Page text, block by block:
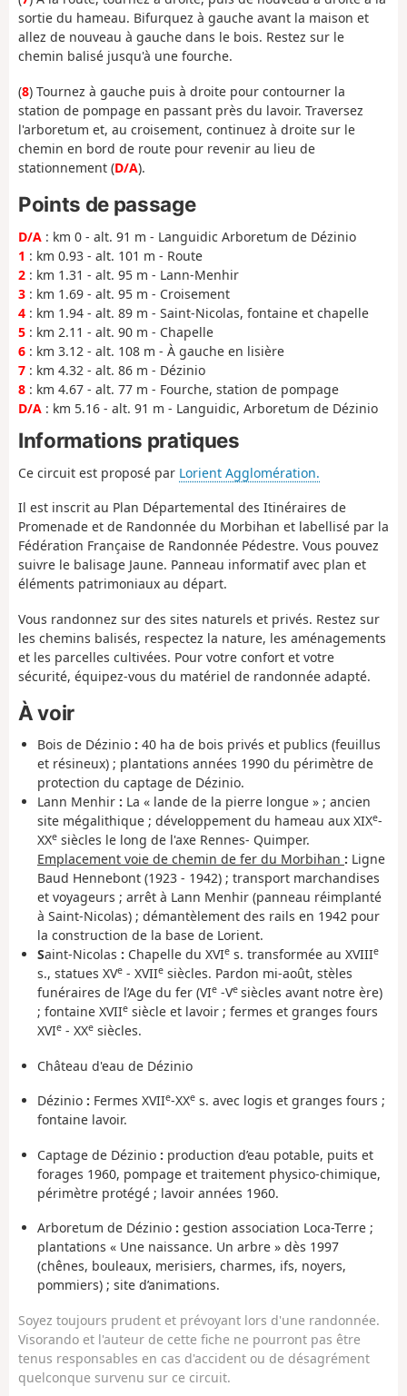
sortie du hameau. Bifurquez à gauche avant la maison et
allez de nouveau à gauche dans le bois. Restez sur le
chemin balisé jusqu'à une fourche.
(8) Tournez à gauche puis à droite pour contourner la
station de pompage en passant près du lavoir. Traversez
l'arboretum et, au croisement, continuez à droite sur le
chemin en bord de route pour revenir au lieu de
stationnement (D/A).
Points de passage
D/A : km 0 - alt. 91 m - Languidic Arboretum de Dézinio
1 : km 0.93 - alt. 101 m - Route
2 : km 1.31 - alt. 95 m - Lann-Menhir
3 : km 1.69 - alt. 95 m - Croisement
4 : km 1.94 - alt. 89 m - Saint-Nicolas, fontaine et chapelle
5 : km 2.11 - alt. 90 m - Chapelle
6 : km 3.12 - alt. 108 m - À gauche en lisière
7 : km 4.32 - alt. 86 m - Dézinio
8 : km 4.67 - alt. 77 m - Fourche, station de pompage
D/A : km 5.16 - alt. 91 m - Languidic, Arboretum de Dézinio
Informations pratiques
Ce circuit est proposé par Lorient Agglomération.
Il est inscrit au Plan Départemental des Itinéraires de
Promenade et de Randonnée du Morbihan et labellisé par la
Fédération Française de Randonnée Pédestre. Vous pouvez
suivre le balisage Jaune. Panneau informatif avec plan et
éléments patrimoniaux au départ.
Vous randonnez sur des sites naturels et privés. Restez sur
les chemins balisés, respectez la nature, les aménagements
et les parcelles cultivées. Pour votre confort et votre
sécurité, équipez-vous du matériel de randonnée adapté.
À voir
Bois de Dézinio : 40 ha de bois privés et publics (feuillus
et résineux) ; plantations années 1990 du périmètre de
protection du captage de Dézinio.
Lann Menhir : La « lande de la pierre longue » ; ancien
site mégalithique ; développement du hameau aux XIXe-
XXe siècles le long de l'axe Rennes- Quimper.
Emplacement voie de chemin de fer du Morbihan : Ligne
Baud Hennebont (1923 - 1942) ; transport marchandises
et voyageurs ; arrêt à Lann Menhir (panneau réimplanté
à Saint-Nicolas) ; démantèlement des rails en 1942 pour
la construction de la base de Lorient.
Saint-Nicolas : Chapelle du XVIe s. transformée au XVIIIe
s., statues XVe - XVIIe siècles. Pardon mi-août, stèles
funéraires de l’Age du fer (VIe -Ve siècles avant notre ère)
; fontaine XVIIe siècle et lavoir ; fermes et granges fours
XVIe - XXe siècles.
Château d'eau de Dézinio
Dézinio : Fermes XVIIe-XXe s. avec logis et granges fours ;
fontaine lavoir.
Captage de Dézinio : production d’eau potable, puits et
forages 1960, pompage et traitement physico-chimique,
périmètre protégé ; lavoir années 1960.
Arboretum de Dézinio : gestion association Loca-Terre ;
plantations « Une naissance. Un arbre » dès 1997
(chênes, bouleaux, merisiers, charmes, ifs, noyers,
pommiers) ; site d’animations.
Soyez toujours prudent et prévoyant lors d'une randonnée.
Visorando et l'auteur de cette fiche ne pourront pas être
tenus responsables en cas d'accident ou de désagrément
quelconque survenu sur ce circuit.